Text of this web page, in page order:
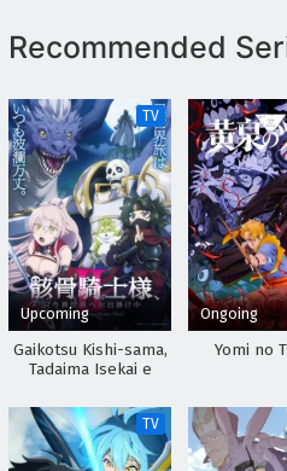
Recommended
TV
Upcoming
Gaikotsu Kishi-sama,
Tadaima Isekai e
Ongoing
Yomi no
TV